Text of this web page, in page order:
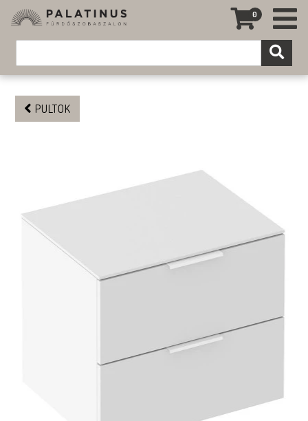
0
PULTOK